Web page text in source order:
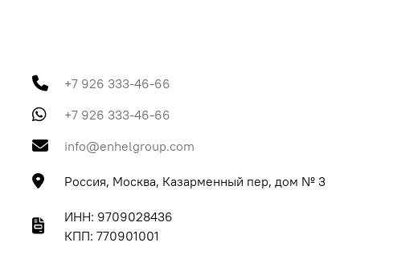
+7 926 333-46-66
+7 926 333-46-66
info@enhelgroup.com
Россия, Москва, Казарменный пер, дом № 3
ИНН: 9709028436
КПП: 770901001